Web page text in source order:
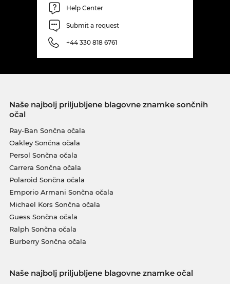
Help Center
Submit a request
+44 330 818 6761
Naše najbolj priljubljene blagovne znamke sončnih
očal
Ray-Ban Sončna očala
Oakley Sončna očala
Persol Sončna očala
Carrera Sončna očala
Polaroid Sončna očala
Emporio Armani Sončna očala
Michael Kors Sončna očala
Guess Sončna očala
Ralph Sončna očala
Burberry Sončna očala
Naše najbolj priljubljene blagovne znamke očal